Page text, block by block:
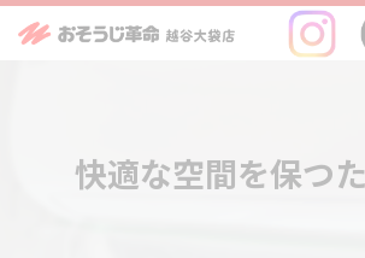
快適な空間を保つた